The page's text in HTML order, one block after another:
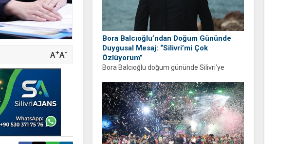
Bora Balcıoğlu’ndan Doğum Gününde
Duygusal Mesaj: “Silivri’mi Çok
Özlüyorum”
Bora Balcıoğlu doğum gününde Silivri’ye
ayrıyım” diyen Balcıoğlu, bir sonraki doğum
gününü ailesi ve hemşehrileriyle birlikte
geçirmeyi diledi.
A+A-